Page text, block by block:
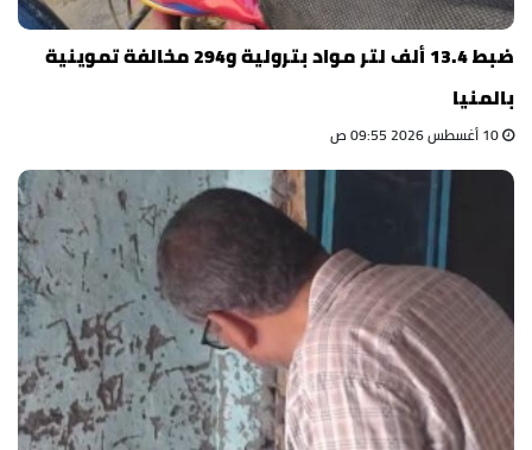
ضبط 13.4 ألف لتر مواد بترولية و294 مخالفة تموينية
بالمنيا